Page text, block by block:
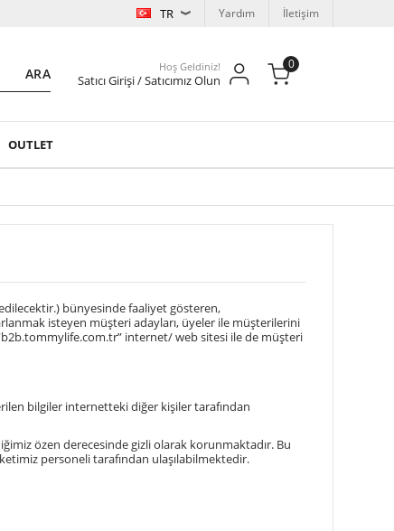
TR Yardım İletişim
ARA Hoş Geldiniz!
Satıcı Girişi / Satıcımız Olun
0
OUTLET
bünyesinde faaliyet gösteren,
isteyen müşteri adayları, üyeler ile müşterilerini
internet/ web sitesi ile de müşteri
bilgiler internetteki diğer kişiler tarafından
özen derecesinde gizli olarak korunmaktadır. Bu
personeli tarafından ulaşılabilmektedir.